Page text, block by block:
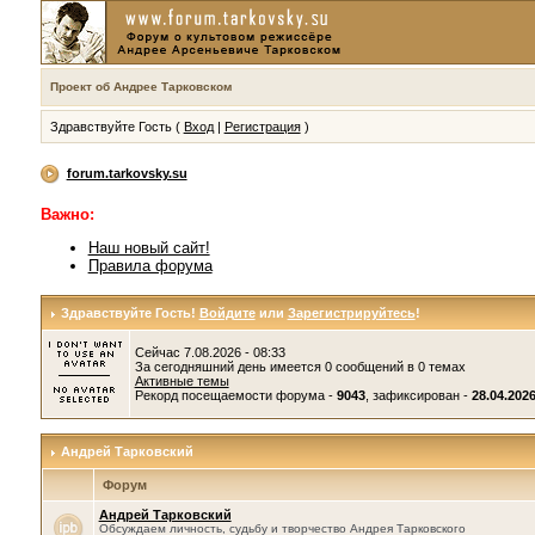
Проект об Андрее Тарковском
Здравствуйте Гость ( Вход| Регистрация)
forum.tarkovsky.su
Важно:
Наш новый сайт!
Правила форума
Здравствуйте Гость! Войдитеили Зарегистрируйтесь!
Сейчас 7.08.2026 - 08:33
За сегодняшний день имеется 0 сообщений в 0 темах
Активные темы
Рекорд посещаемости форума - 9043, зафиксирован -
Андрей Тарковский
Форум
Андрей Тарковский
Обсуждаем личность, судьбу и творчество Андрея Тарковского